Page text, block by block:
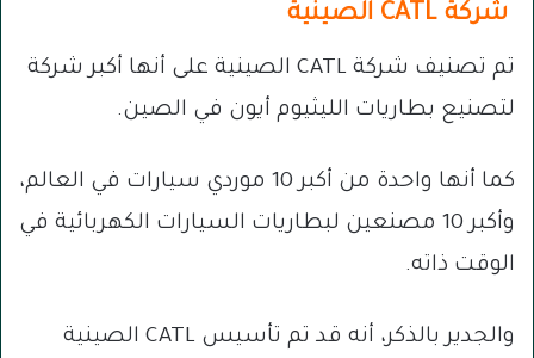
شركة CATL الصينية
تم تصنيف شركة CATL الصينية على أنها أكبر شركة
لتصنيع بطاريات الليثيوم أيون في الصين.
كما أنها واحدة من أكبر 10 موردي سيارات في العالم،
وأكبر 10 مصنعين لبطاريات السيارات الكهربائية في
الوقت ذاته.
والجدير بالذكر، أنه قد تم تأسيس CATL الصينية